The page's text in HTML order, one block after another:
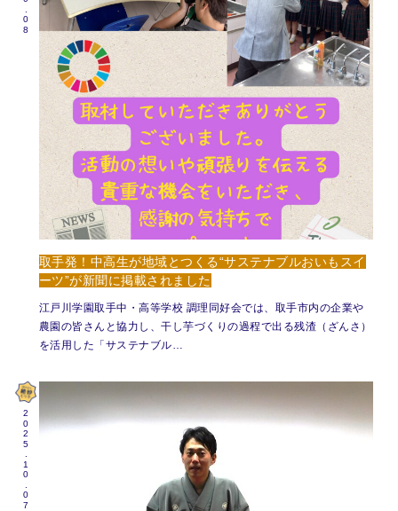
取手発！中高生が地域とつくる“サステナブルおいもスイ
ーツ”が新聞に掲載されました
江戸川学園取手中・高等学校 調理同好会では、取手市内の企業や
農園の皆さんと協力し、干し芋づくりの過程で出る残渣（ざんさ）
を活用した「サステナブル…
2025.10.07